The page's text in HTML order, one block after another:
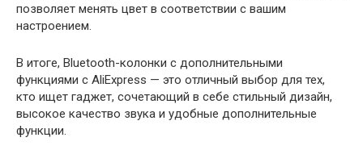
позволяет менять цвет в соответствии с вашим
настроением.
В итоге, Bluetooth-колонки с дополнительными
функциями с AliExpress — это отличный выбор для тех,
кто ищет гаджет, сочетающий в себе стильный дизайн,
высокое качество звука и удобные дополнительные
функции.